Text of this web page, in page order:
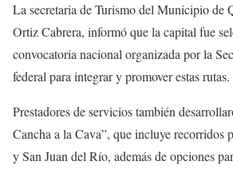
La secretaria de Turismo del Municipio de
Ortiz Cabrera, informó que la capital fue
convocatoria nacional organizada por la
federal para integrar y promover estas rutas.
Prestadores de servicios también
Cancha a la Cava”, que incluye recorridos
y San Juan del Río, además de opciones